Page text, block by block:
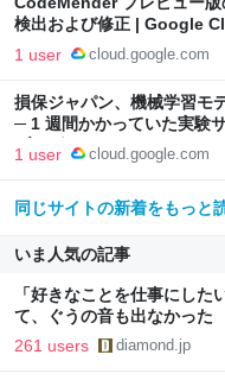
検出および修正 | Google
1 user cloud.google.com
損保ジャパン、機械学習モ
─ 1 週間かかっていた実験
ブログ
1 user cloud.google.com
同じサイトの新着をもっと
いま人気の記事
「好きなことを仕事にし
て、ぐうの音も出なかった
261 users diamond.jp